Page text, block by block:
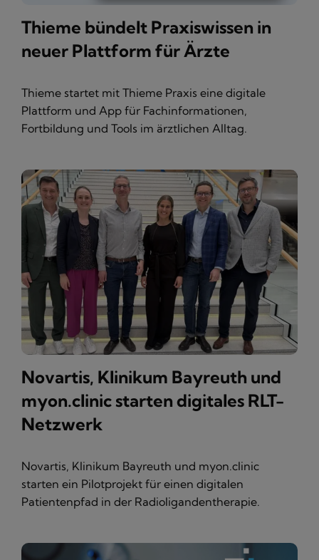
Thieme bündelt Praxiswissen in
neuer Plattform für Ärzte
Thieme startet mit Thieme Praxis eine digitale
Plattform und App für Fachinformationen,
Fortbildung und Tools im ärztlichen Alltag.
Novartis, Klinikum Bayreuth und
myon.clinic starten digitales RLT-
Netzwerk
Novartis, Klinikum Bayreuth und myon.clinic
starten ein Pilotprojekt für einen digitalen
Patientenpfad in der Radioligandentherapie.